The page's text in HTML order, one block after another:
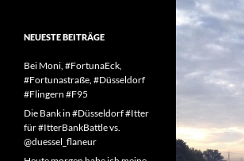
NEUESTE BEITRÄGE
Bei Moni, #FortunaEck,
#Fortunastraße, #Düsseldorf
#Flingern #F95
Die Bank in #Düsseldorf #Itter
für #ItterBankBattle vs.
@duessel_flaneur